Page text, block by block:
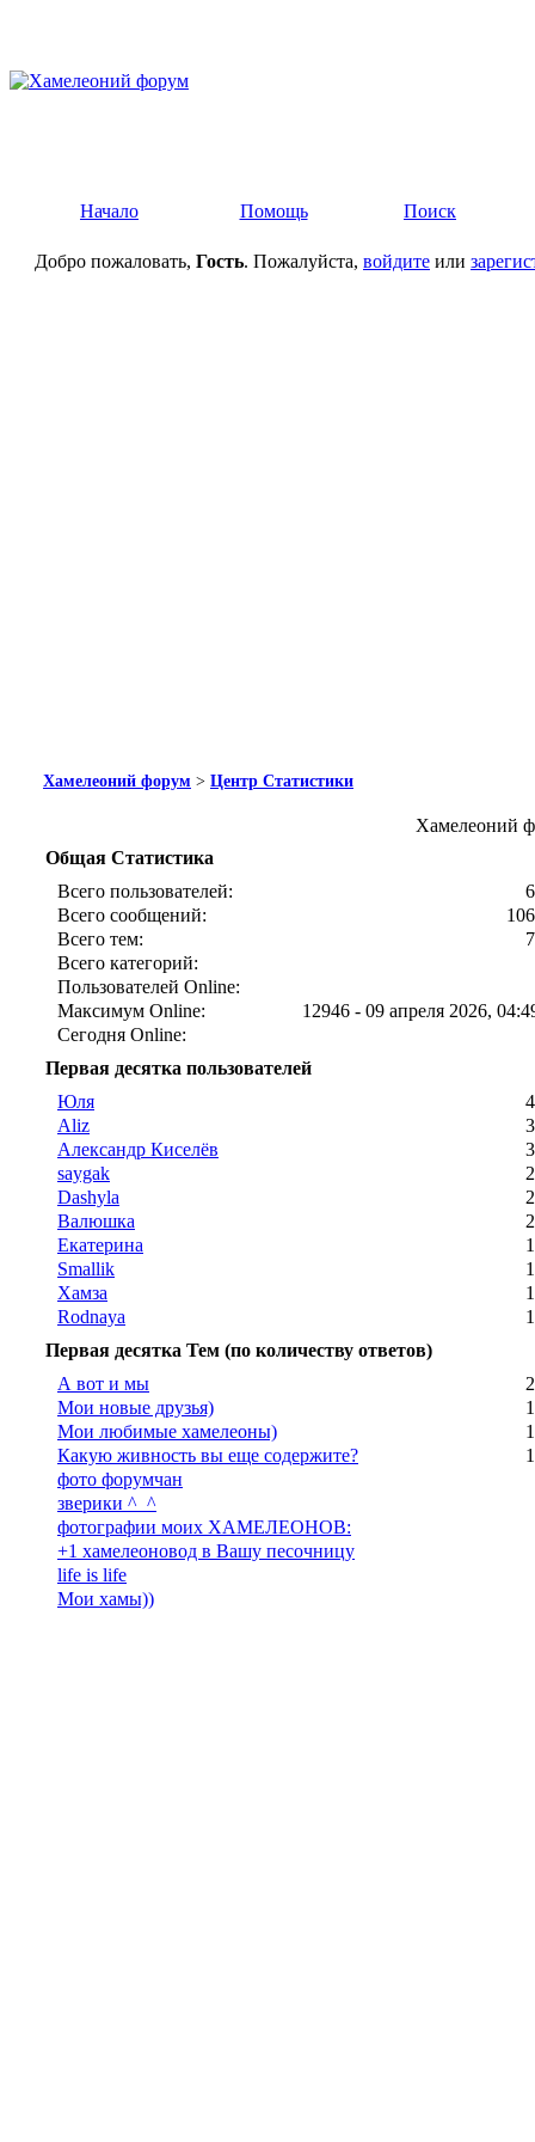
Начало Помощь Поиск
Добро пожаловать, Гость. Пожалуйста, войдите или
Хамелеоний форум > Центр Статистики
Хамелеоний
Общая Статистика
Всего пользователей:
Всего сообщений:
Всего тем:
Всего категорий:
Пользователей Online:
Максимум Online:
12946 - 09 апреля 2026,
Сегодня Online:
Первая десятка пользователей
Юля
Aliz
Александр Киселёв
saygak
Dashyla
Валюшка
Екатерина
Smallik
Хамза
Rodnaya
Первая десятка Тем (по количеству ответов)
А вот и мы
Мои новые друзья)
Мои любимые хамелеоны)
Какую живность вы еще содержите?
фото форумчан
зверики ^_^
фотографии моих ХАМЕЛЕОНОВ:
+1 хамелеоновод в Вашу песочницу
life is life
Мои хамы))